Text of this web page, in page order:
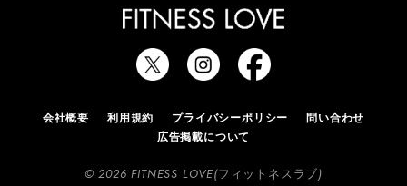
会社概要 利用規約 プライバシーポリシー
問い合わせ
広告掲載について
© 2026 FITNESS LOVE(フィットネスラブ)